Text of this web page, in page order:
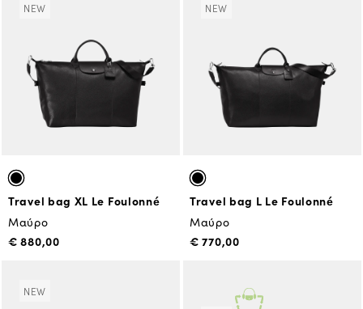
NEW
Travel bag XL Le Foulonné
Μαύρο
€ 880,00
NEW
Travel bag L Le Foulonné
Μαύρο
€ 770,00
NEW